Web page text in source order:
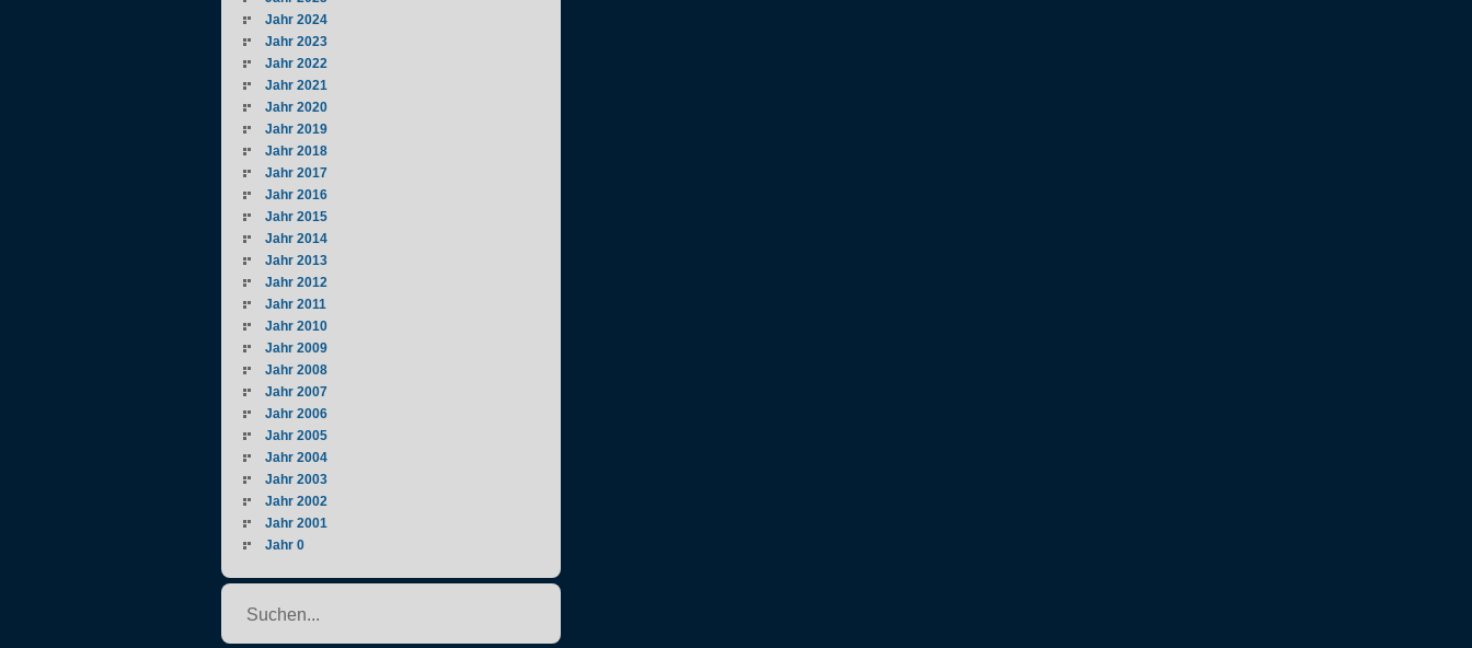
Jahr 2024
Jahr 2023
Jahr 2022
Jahr 2021
Jahr 2020
Jahr 2019
Jahr 2018
Jahr 2017
Jahr 2016
Jahr 2015
Jahr 2014
Jahr 2013
Jahr 2012
Jahr 2011
Jahr 2010
Jahr 2009
Jahr 2008
Jahr 2007
Jahr 2006
Jahr 2005
Jahr 2004
Jahr 2003
Jahr 2002
Jahr 2001
Jahr 0